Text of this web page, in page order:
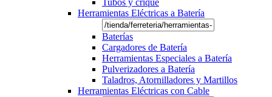
Tubos y crique
Herramientas Eléctricas a Batería
Baterías
Cargadores de Batería
Herramientas Especiales a Batería
Pulverizadores a Batería
Taladros, Atornilladores y Martillos
Herramientas Eléctricas con Cable